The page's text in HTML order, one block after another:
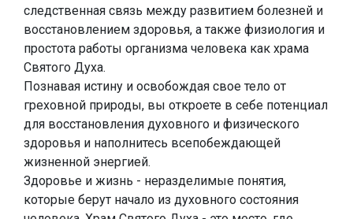
следственная связь между развитием болезней и
восстановлением здоровья, а также физиология и
простота работы организма человека как храма
Святого Духа.
Познавая истину и освобождая свое тело от
греховной природы, вы откроете в себе потенциал
для восстановления духовного и физического
здоровья и наполнитесь всепобеждающей
жизненной энергией.
Здоровье и жизнь - неразделимые понятия,
которые берут начало из духовного состояния